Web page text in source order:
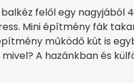
balkéz felől egy nagyjából
Mini építmény fák
működő kút is
A hazánkban és